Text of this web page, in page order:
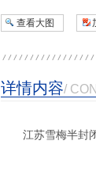
查看大图
详情内容/
江苏雪梅半封